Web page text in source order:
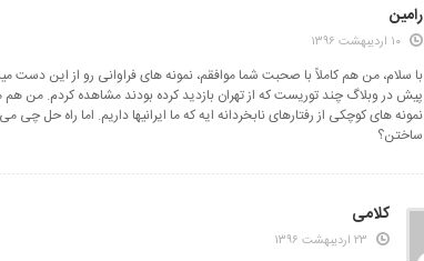
رامین
با سلام، من هم کاملاً با صحبت شما موافقم، نمونه های فراوانی رو از این دست
پیش در وبلاگ چند توریست که از تهران بازدید کرده بودند مشاهده کردم. من
نمونه های کوچکی از رفتارهای نابخردانه ایه که ما ایرانیها داریم. اما راه حل
ساختن؟
کلامی